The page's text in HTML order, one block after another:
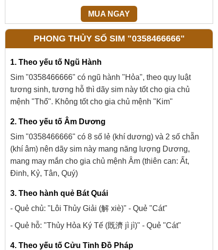
MUA NGAY
PHONG THỦY SỐ SIM "0358466666"
1. Theo yếu tố Ngũ Hành
Sim "0358466666" có ngũ hành "Hỏa", theo quy luật
tương sinh, tương hỗ thì dãy sim này tốt cho gia chủ
mệnh "Thổ". Không tốt cho gia chủ mệnh "Kim"
2. Theo yếu tố Âm Dương
Sim "0358466666" có 8 số lẻ (khí dương) và 2 số chẵn
(khí âm) nên dãy sim này mang năng lượng Dương,
mang may mắn cho gia chủ mệnh Âm (thiên can: Ất,
Đinh, Kỷ, Tân, Quý)
3. Theo hành quẻ Bát Quái
- Quẻ chủ: "Lôi Thủy Giải (解 xiè)" - Quẻ "Cát"
- Quẻ hỗ: "Thủy Hỏa Ký Tế (既濟 jì jì)" - Quẻ "Cát"
4. Theo yếu tố Cửu Tinh Đồ Pháp